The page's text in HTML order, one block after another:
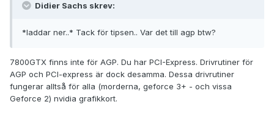
Didier Sachs skrev:
*laddar ner..* Tack för tipsen.. Var det till agp btw?
7800GTX finns inte för AGP. Du har PCI-Express. Drivrutiner för
AGP och PCI-express är dock desamma. Dessa drivrutiner
fungerar alltså för alla (morderna, geforce 3+ - och vissa
Geforce 2) nvidia grafikkort.